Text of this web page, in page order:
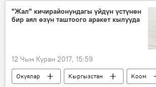
"Жал" кичирайонундагы үйдүн үстүнөн
бир аял өзүн таштоого аракет кылууда
12 Чын Куран 2017, 15:59
Окуялар Кыргызстан
Коом